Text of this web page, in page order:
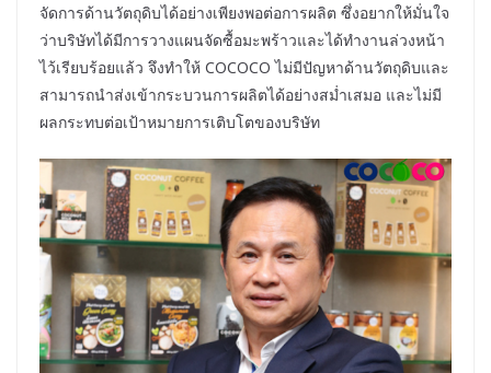
จัดการด้านวัตถุดิบได้อย่างเพียงพอต่อการผลิต ซึ่งอยากให้มั่นใจ
ว่าบริษัทได้มีการวางแผนจัดซื้อมะพร้าวและได้ทำงานล่วงหน้า
ไว้เรียบร้อยแล้ว จึงทำให้ COCOCO ไม่มีปัญหาด้านวัตถุดิบและ
สามารถนำส่งเข้ากระบวนการผลิตได้อย่างสม่ำเสมอ และไม่มี
ผลกระทบต่อเป้าหมายการเติบโตของบริษัท